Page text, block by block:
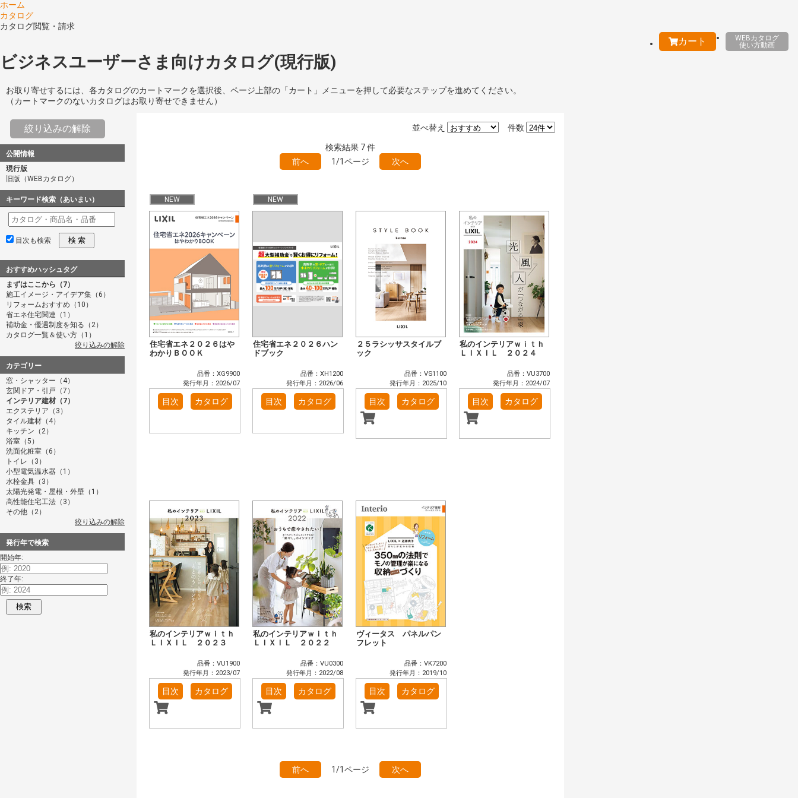
ホーム
カタログ
カタログ閲覧・請求
カート
WEBカタログ
使い方動画
ビジネスユーザーさま向けカタログ(現行版)
お取り寄せするには、各カタログのカートマークを選択後、ページ上部の「カート」メニューを押して必要なステップを進めてください。
（カートマークのないカタログはお取り寄せできません）
絞り込みの解除
公開情報
現行版
旧版（WEBカタログ）
キーワード検索（あいまい）
目次も検索 検 索
おすすめハッシュタグ
まずはここから（7）
施工イメージ・アイデア集（6）
リフォームおすすめ（10）
省エネ住宅関連（1）
補助金・優遇制度を知る（2）
カタログ一覧＆使い方（1）
絞り込みの解除
カテゴリー
窓・シャッター（4）
玄関ドア・引戸（7）
インテリア建材（7）
エクステリア（3）
タイル建材（4）
キッチン（2）
浴室（5）
洗面化粧室（6）
トイレ（3）
小型電気温水器（1）
水栓金具（3）
太陽光発電・屋根・外壁（1）
高性能住宅工法（3）
その他（2）
絞り込みの解除
発行年で検索
開始年:
終了年:
検索
件数
並べ替え
検索結果 7件
前へ
1/1ページ 次へ
NEW
住宅省エネ２０２６はや
わかりＢＯＯＫ
品番：XG9900
発行年月：2026/07
目次 カタログ
NEW
住宅省エネ２０２６ハン
ドブック
品番：XH1200
発行年月：2026/06
目次 カタログ
２５ラシッサスタイルブ
ック
品番：VS1100
発行年月：2025/10
目次 カタログ
私のインテリアｗｉｔｈ
ＬＩＸＩＬ ２０２４
品番：VU3700
発行年月：2024/07
目次 カタログ
私のインテリアｗｉｔｈ
ＬＩＸＩＬ ２０２３
品番：VU1900
発行年月：2023/07
目次 カタログ
私のインテリアｗｉｔｈ
ＬＩＸＩＬ ２０２２
品番：VU0300
発行年月：2022/08
目次 カタログ
ヴィータス パネルパン
フレット
品番：VK7200
発行年月：2019/10
目次 カタログ
前へ 1/1ページ 次へ